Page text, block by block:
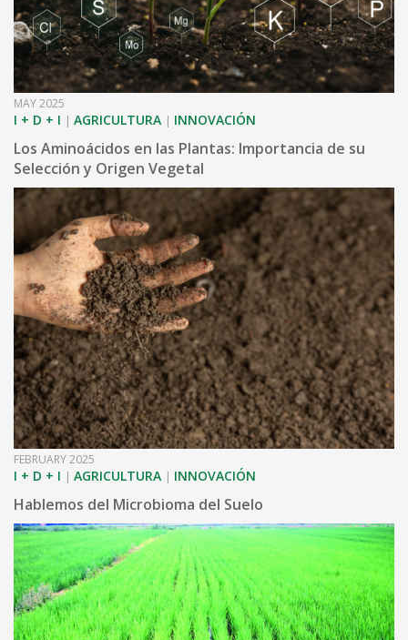
MAY 2025
I + D + I | AGRICULTURA | INNOVACIÓN
Los Aminoácidos en las Plantas: Importancia de su
Selección y Origen Vegetal
FEBRUARY 2025
I + D + I | AGRICULTURA | INNOVACIÓN
Hablemos del Microbioma del Suelo